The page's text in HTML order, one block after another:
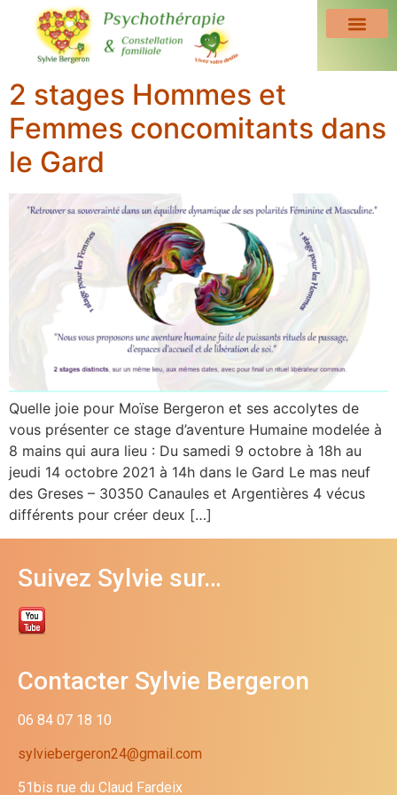
2 stages Hommes et
Femmes concomitants dans
le Gard
Quelle joie pour Moïse Bergeron et ses accolytes de
vous présenter ce stage d’aventure Humaine modelée à
8 mains qui aura lieu : Du samedi 9 octobre à 18h au
jeudi 14 octobre 2021 à 14h dans le Gard Le mas neuf
des Greses – 30350 Canaules et Argentières 4 vécus
différents pour créer deux […]
Suivez Sylvie sur…
Contacter Sylvie Bergeron
06 84 07 18 10
sylviebergeron24@gmail.com
51bis rue du Claud Fardeix